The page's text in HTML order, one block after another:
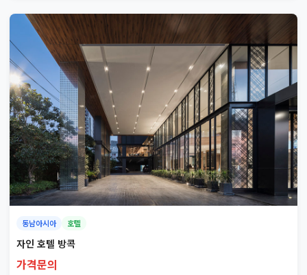
동남아시아 호텔
자인 호텔 방콕
가격문의